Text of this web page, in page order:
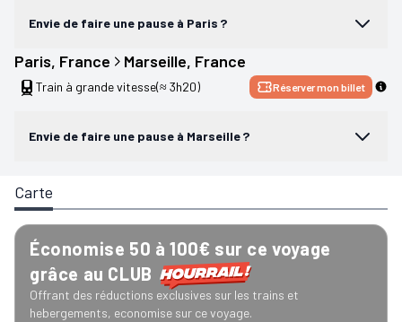
Envie de faire une pause à Paris ?
Paris, France Marseille, France
Train à grande vitesse(≈ 3h20) Réserver mon billet
Envie de faire une pause à Marseille ?
Carte
Économise 50 à 100€ sur ce voyage
grâce au CLUB
Offrant des réductions exclusives sur les trains et
hebergements, economise sur ce voyage.